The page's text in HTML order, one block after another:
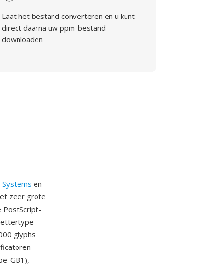
Laat het bestand converteren en u kunt
direct daarna uw ppm-bestand
downloaden
Systems en
zeer grote
PostScript-
glyphs
GB1),